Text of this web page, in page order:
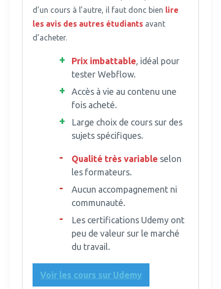
d’un cours à l’autre, il faut donc bien lire
les avis des autres étudiants avant
d’acheter.
Prix imbattable, idéal pour
tester Webflow.
Accès à vie au contenu une
fois acheté.
Large choix de cours sur des
sujets spécifiques.
Qualité très variable selon
les formateurs.
Aucun accompagnement ni
communauté.
Les certifications Udemy ont
peu de valeur sur le marché
du travail.
Voir les cours sur Udemy